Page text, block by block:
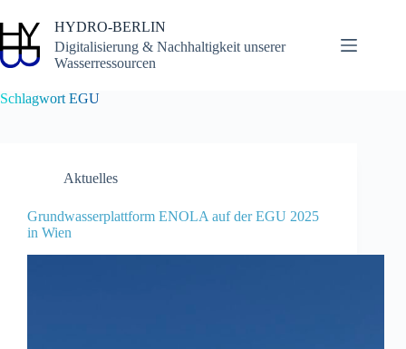
Inhalt
springen
HYDRO-BERLIN
Digitalisierung & Nachhaltigkeit unserer
Wasserressourcen
Schlagwort EGU
Aktuelles
Grundwasserplattform ENOLA auf der EGU 2025
in Wien